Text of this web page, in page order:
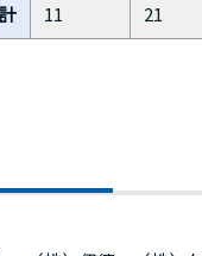
計
11 21